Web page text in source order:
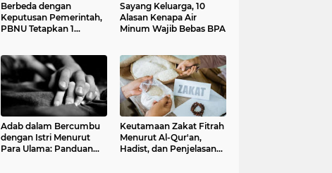
Berbeda dengan
Keputusan Pemerintah,
PBNU Tetapkan 1
Sayang Keluarga, 10
Alasan Kenapa Air
Minum Wajib Bebas BPA
Adab dalam Bercumbu
dengan Istri Menurut
Para Ulama: Panduan
Keutamaan Zakat Fitrah
Menurut Al-Qur'an,
Hadist, dan Penjelasan